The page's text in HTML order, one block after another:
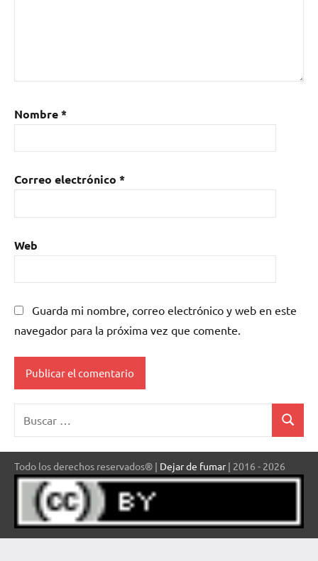
Nombre*
Correo electrónico *
Web
Guarda mi nombre, correo electrónico y web en este
navegador para la próxima vez que comente.
Buscar
Todo los derechos reservados® | Dejar de fumar| 2016 - 2026